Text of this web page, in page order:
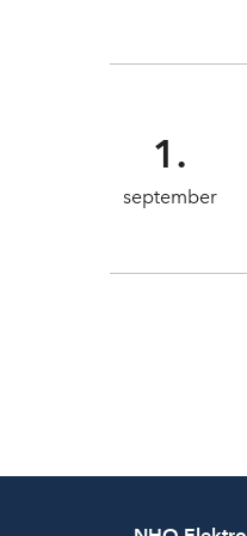
1.
september